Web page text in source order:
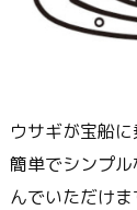
ウサギが宝船に
簡単でシンプ
んでいただけま